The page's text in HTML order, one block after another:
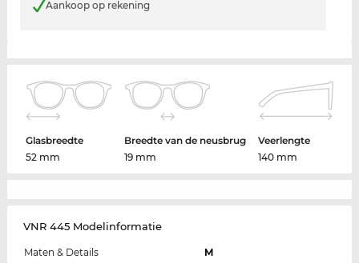
Aankoop op rekening
Glasbreedte
52 mm
Breedte van de neusbrug
19 mm
Veerlengte
140 mm
VNR 445 Modelinformatie
Maten & Details
M